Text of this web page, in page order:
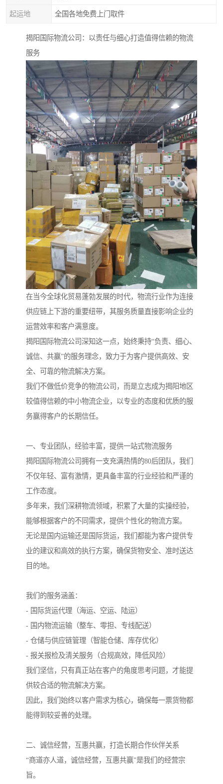
起运地 全国各地免费上门取件
揭阳国际物流公司：以责任与细心打造值得信赖的物流
服务
在当今全球化贸易蓬勃发展的时代，物流行业作为连接
供应链上下游的重要纽带，其服务质量直接影响企业的
运营效率和客户满意度。
揭阳国际物流公司深知这一点，始终秉持“负责、细心、
诚信、共赢”的服务理念，致力于为客户提供高效、安
全、可靠的物流解决方案。
我们不做低价竞争的物流公司，而是立志成为揭阳地区
较值得信赖的中小物流企业，以专业的态度和优质的服
务赢得客户的长期信任。
一、专业团队，经验丰富，提供一站式物流服务
揭阳国际物流公司拥有一支充满热情的80后团队，我们
不仅年轻、富有激情，更具备丰富的行业经验和严谨的
工作态度。
多年来，我们深耕物流领域，积累了大量的实操经验，
能够根据客户的不同需求，提供个性化的物流方案。
无论是国内运输还是国际货运，我们都能为客户提供专
业的建议和高效的执行方案，确保货物安全、准时送达
目的地。
我们的服务涵盖：
- 国际货运代理（海运、空运、陆运）
- 国内物流运输（整车、零担、专线配送）
- 仓储与供应链管理（智能仓储、库存优化）
- 报关报检及清关服务（合规高效，降低风险）
我们坚信，只有真正站在客户的角度思考问题，才能提
供较合适的物流解决方案。
因此，我们始终以客户需求为核心，确保每一票货物都
能得到较妥善的处理。
二、诚信经营，互惠共赢，打造长期合作伙伴关系
“商道亦人道，诚信经营，互惠共赢”是我们的经营宗
旨。